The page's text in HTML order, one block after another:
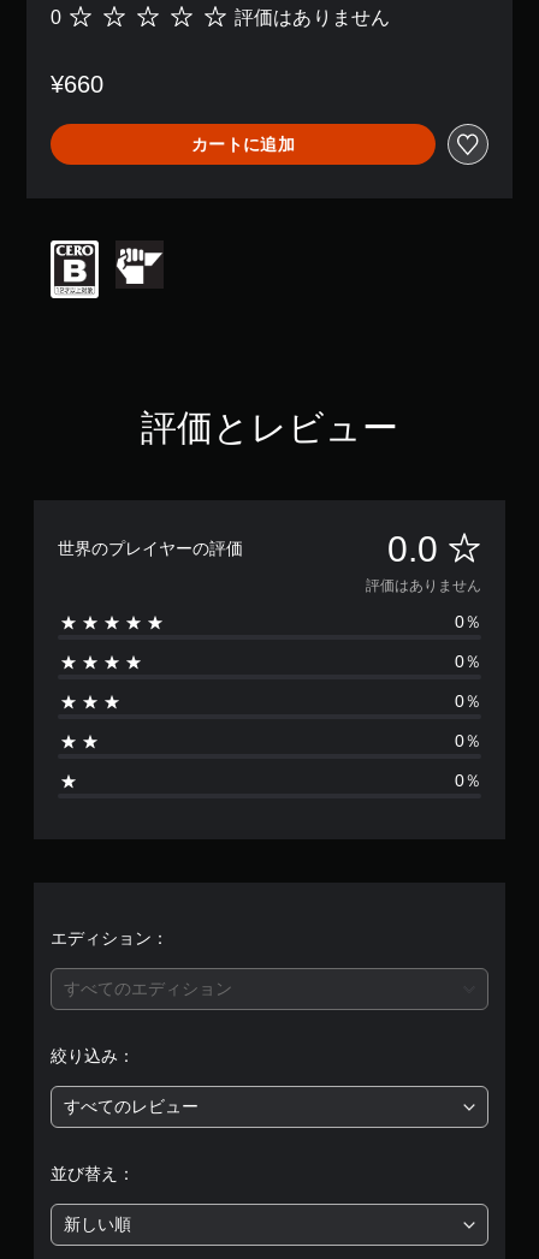
評
あ
ま
せ
ん
0 評価はありません
¥660
カートに追加
評価とレビュー
世界のプレイヤーの評価 0.0 評
価
は
あ
ま
評価はありません
0％
0％
0％
0％
0％
エディション：
すべてのエディション
絞り込み：
すべてのレビュー
並び替え：
新しい順